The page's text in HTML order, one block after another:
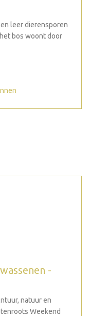
leer dierensporen
bos woont door
-
natuur en
Weekend